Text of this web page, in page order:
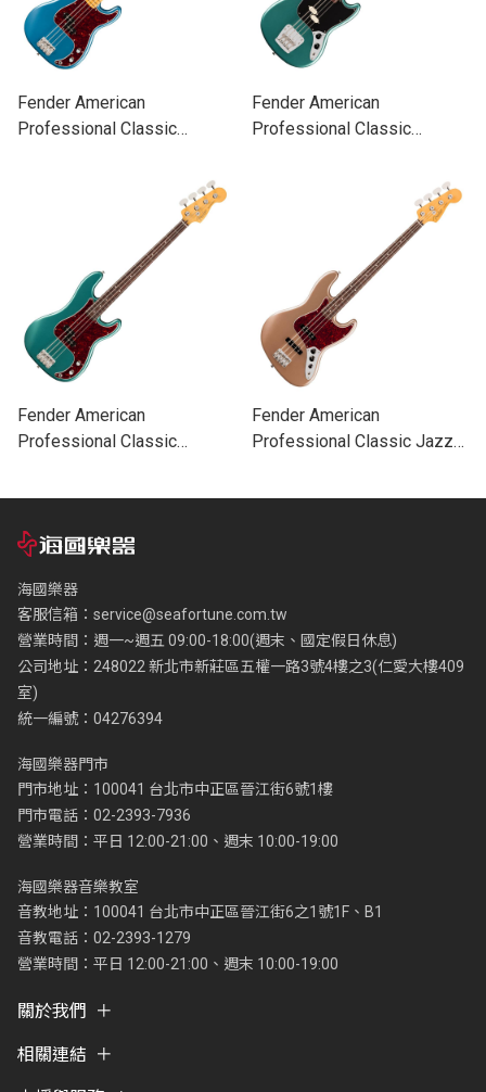
Fender American
Professional Classic
Fender American
Professional Classic
Fender American
Professional Classic
電貝斯 (共二色)
Fender American
Professional Classic Jazz
二色)
海國樂器
客服信箱： service@seafortune.com.tw
營業時間：週一~週五 09:00-18:00(週末、國定假日休息)
公司地址：248022 新北市新莊區五權一路3號4樓之3(仁愛大樓409
室)
統一編號：04276394
海國樂器門市
門市地址：100041 台北市中正區晉江街6號1樓
門市電話：02-2393-7936
營業時間：平日 12:00-21:00、週末 10:00-19:00
海國樂器音樂教室
音教地址：100041 台北市中正區晉江街6之1號1F、B1
音教電話：02-2393-1279
營業時間：平日 12:00-21:00、週末 10:00-19:00
關於我們
相關連結